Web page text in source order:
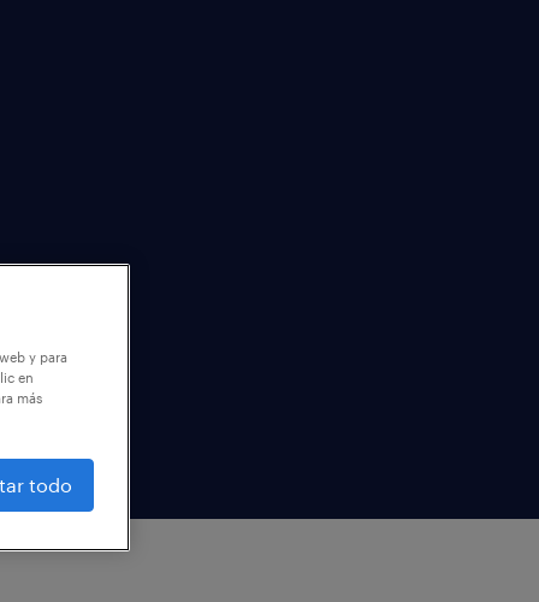
y para
en
más
todo